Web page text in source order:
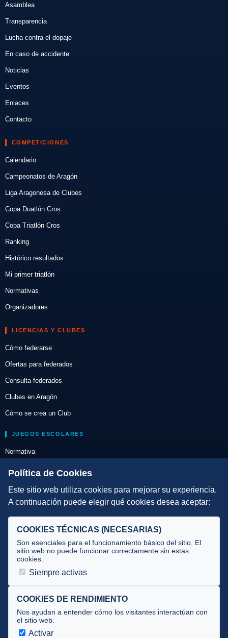
Asamblea
Transparencia
Lucha contra el dopaje
En caso de accidente
Noticias
Eventos
Enlaces
Contacto
COMPETICIONES
Calendario
Campeonatos de Aragón
Liga Aragonesa de Clubes
Copa Duatlón Cros
Copa Triatlón Cros
Ranking
Histórico resultados
Mi primer triatlón
Normativas
Organizadores
LICENCIAS Y CLUBES
Cómo federarse
Ofertas para federados
Consulta federados
Clubes en Aragón
Cómo se crea un Club
JUEGOS ESCOLARES
Normativa
Escuelas de Triatlón
DIRECCIÓN TÉCNICA
Selecciones
Tecnificación
JUECES Y OFICIALES
Documentos
Cursos
Circulares oficiales
Política de Cookies
Este sitio web utiliza cookies para mejorar su experiencia.
A continuación puede elegir qué cookies desea aceptar:
COOKIES TÉCNICAS (NECESARIAS)
Son esenciales para el funcionamiento básico del sitio. El
sitio web no puede funcionar correctamente sin estas
cookies.
Siempre activas
COOKIES DE RENDIMIENTO
Nos ayudan a entender cómo los visitantes interactúan con
el sitio web.
Activar